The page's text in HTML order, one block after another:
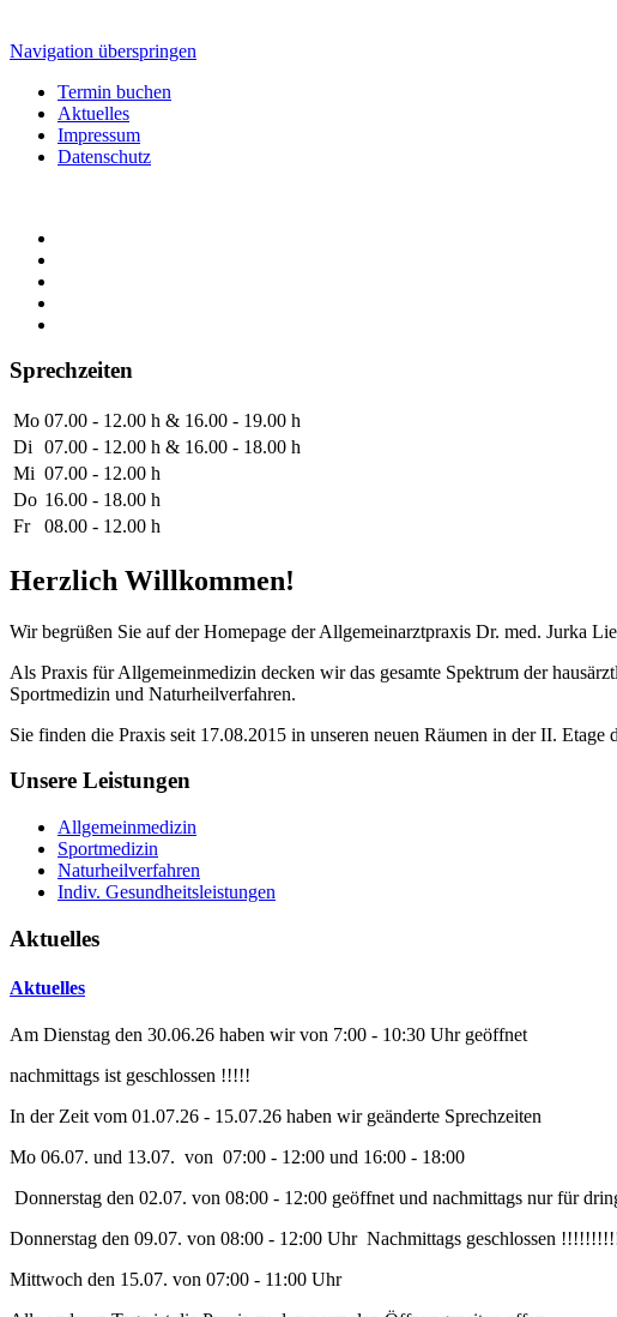
Navigation überspringen
Termin buchen
Aktuelles
Impressum
Datenschutz
Sprechzeiten
Mo 07.00 - 12.00 h & 16.00 - 19.00 h
Di
07.00 - 12.00 h & 16.00 - 18.00 h
Mi 07.00 - 12.00 h
Do 16.00 - 18.00 h
Fr
08.00 - 12.00 h
Herzlich Willkommen!
Wir begrüßen Sie auf der Homepage der Allgemeinarztpraxis Dr. med. Jurka
Als Praxis für Allgemeinmedizin decken wir das gesamte Spektrum der
Sportmedizin und Naturheilverfahren.
Sie finden die Praxis seit 17.08.2015 in unseren neuen Räumen in der II. Etage
Unsere Leistungen
Allgemeinmedizin
Sportmedizin
Naturheilverfahren
Indiv. Gesundheitsleistungen
Aktuelles
Aktuelles
Am Dienstag den 30.06.26 haben wir von 7:00 - 10:30 Uhr geöffnet
nachmittags ist geschlossen !!!!!
In der Zeit vom 01.07.26 - 15.07.26 haben wir geänderte Sprechzeiten
Mo 06.07. und 13.07. von 07:00 - 12:00 und 16:00 - 18:00
Donnerstag den 02.07. von 08:00 - 12:00 geöffnet und nachmittags nur für
Donnerstag den 09.07. von 08:00 - 12:00 Uhr Nachmittags geschlossen
Mittwoch den 15.07. von 07:00 - 11:00 Uhr